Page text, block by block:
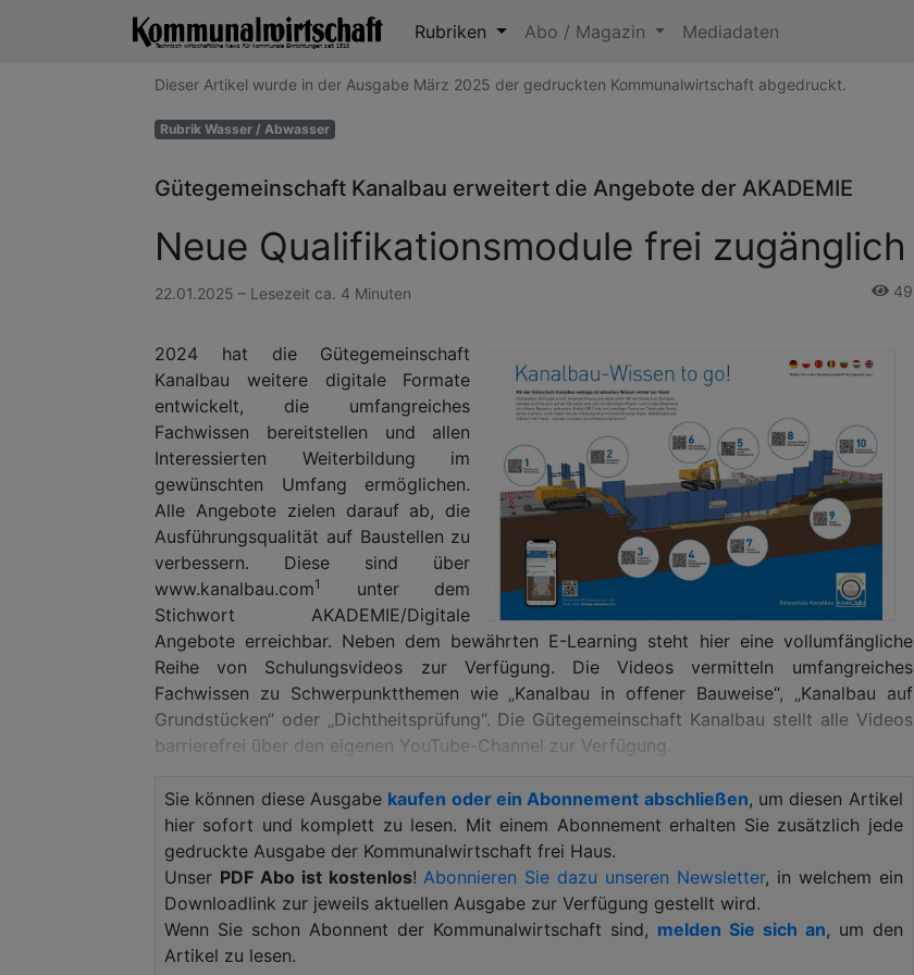
Rubriken Abo / Magazin Mediadaten
Dieser Artikel wurde in der Ausgabe März 2025 der gedruckten Kommunalwirtschaft abgedruckt.
Rubrik Wasser / Abwasser
Gütegemeinschaft Kanalbau erweitert die Angebote der AKADEMIE
Neue Qualifikationsmodule frei zugänglich
22.01.2025 – Lesezeit ca. 4 Minuten 49
2024 hat die Gütegemeinschaft
Kanalbau weitere digitale Formate
entwickelt, die umfangreiches
Fachwissen bereitstellen und allen
Interessierten Weiterbildung im
gewünschten Umfang ermöglichen.
Alle Angebote zielen darauf ab, die
Ausführungsqualität auf Baustellen zu
verbessern. Diese sind über
www.kanalbau.com1
unter dem
Stichwort AKADEMIE/Digitale
Angebote erreichbar. Neben dem bewährten E-Learning steht hier eine vollumfängliche
Reihe von Schulungsvideos zur Verfügung. Die Videos vermitteln umfangreiches
Fachwissen zu Schwerpunktthemen wie „Kanalbau in offener Bauweise“, „Kanalbau auf
Grundstücken“ oder „Dichtheitsprüfung“. Die Gütegemeinschaft Kanalbau stellt alle Videos
barrierefrei über den eigenen YouTube-Channel zur Verfügung.
Multilinguale Unterstützung
Darüber hinaus wurde mit webApp.kanalbau.com ein Online-Modul entwickelt, welches mit
allen gängigen mobilen Endgeräten und in verschiedenen Sprachen genutzt werden kann.
Es handelt sich um eine Anleitung zur Durchführung von Kanalbauarbeiten in offener
Bauweise.
Die Inhalte werden über viele Bilder und Animationen transportiert, die wenigen Texte
stehen in verschiedenen Sprachen zur Verfügung. Die webApp.kanalbau.com
Sie können diese Ausgabe kaufen oder ein Abonnement abschließen, um diesen Artikel
hier sofort und komplett zu lesen. Mit einem Abonnement erhalten Sie zusätzlich jede
gedruckte Ausgabe der Kommunalwirtschaft frei Haus.
Unser PDF Abo ist kostenlos! Abonnieren Sie dazu unseren Newsletter, in welchem ein
Downloadlink zur jeweils aktuellen Ausgabe zur Verfügung gestellt wird.
Wenn Sie schon Abonnent der Kommunalwirtschaft sind, melden Sie sich an, um den
Artikel zu lesen.